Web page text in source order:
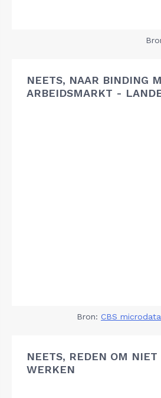
NEETS, NAAR BINDING
ARBEIDSMARKT -
Bron: CBS
NEETS, REDEN OM NIET
WERKEN